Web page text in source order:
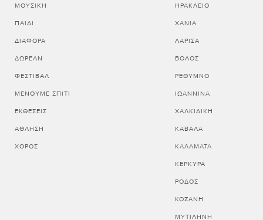
ΜΟΥΣΙΚΉ
ΠΑΙΔΊ
ΔΙΆΦΟΡΑ
ΔΩΡΕΆΝ
ΦΕΣΤΙΒΆΛ
ΜΈΝΟΥΜΕ ΣΠΊΤΙ
ΕΚΘΈΣΕΙΣ
ΆΘΛΗΣΗ
ΧΟΡΌΣ
ΗΡΑΚΛΕΙΟ
ΧΑΝΙΑ
ΛΑΡΙΣΑ
ΒΟΛΟΣ
ΡΕΘΥΜΝΟ
ΙΩΑΝΝΙΝΑ
ΧΑΛΚΙΔΙΚΗ
ΚΑΒΑΛΑ
ΚΑΛΑΜΑΤΑ
ΚΕΡΚΥΡΑ
ΡΟΔΟΣ
ΚΟΖΑΝΗ
ΜΥΤΙΛΗΝΗ